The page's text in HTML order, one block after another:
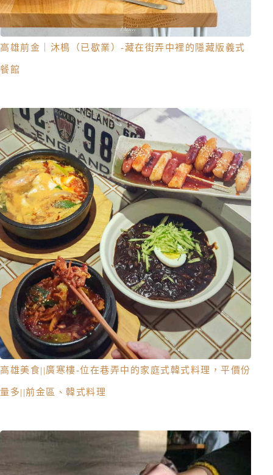
高雄前金｜沐樢（已歇業）-藏在街弄中裡的隱藏版義式
餐館
高雄美食||廣寒樓-位在巷弄中的家庭式韓式料理，平價份
量多||前金區、韓式料理